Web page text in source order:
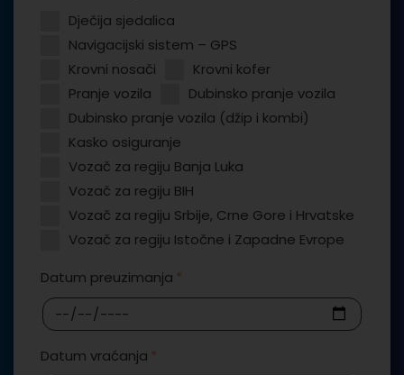
Dječija sjedalica
Navigacijski sistem – GPS
Krovni nosači
Krovni kofer
Pranje vozila
Dubinsko pranje vozila
Dubinsko pranje vozila (džip i kombi)
Kasko osiguranje
Vozač za regiju Banja Luka
Vozač za regiju BIH
Vozač za regiju Srbije, Crne Gore i Hrvatske
Vozač za regiju Istočne i Zapadne Evrope
Datum preuzimanja
Datum vraćanja